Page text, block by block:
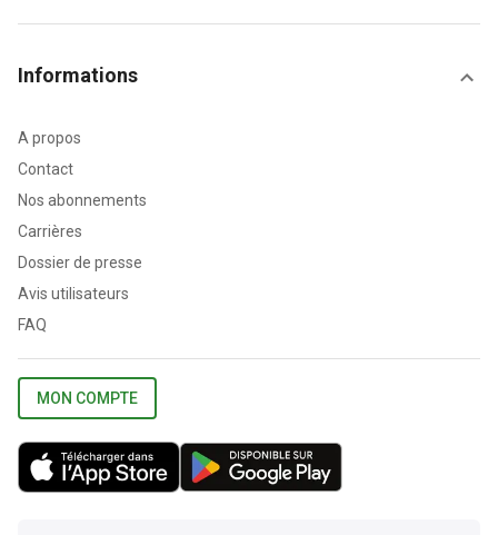
Informations
A propos
Contact
Nos abonnements
Carrières
Dossier de presse
Avis utilisateurs
FAQ
MON COMPTE